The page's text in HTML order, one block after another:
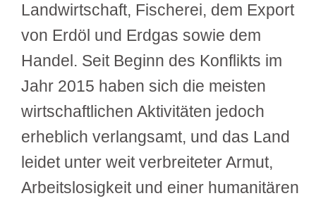
Landwirtschaft, Fischerei, dem Export
von Erdöl und Erdgas sowie dem
Handel. Seit Beginn des Konflikts im
Jahr 2015 haben sich die meisten
wirtschaftlichen Aktivitäten jedoch
erheblich verlangsamt, und das Land
leidet unter weit verbreiteter Armut,
Arbeitslosigkeit und einer humanitären